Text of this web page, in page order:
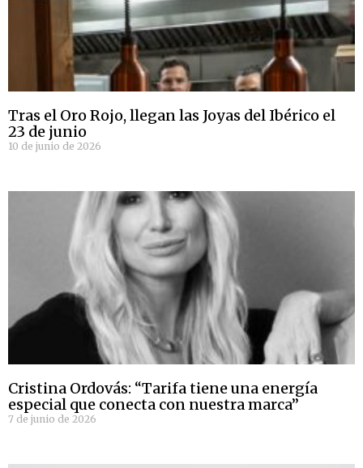
Tras el Oro Rojo, llegan las Joyas del Ibérico el
23 de junio
10 de junio de 2026
Cristina Ordovás: “Tarifa tiene una energía
especial que conecta con nuestra marca”
7 de junio de 2026